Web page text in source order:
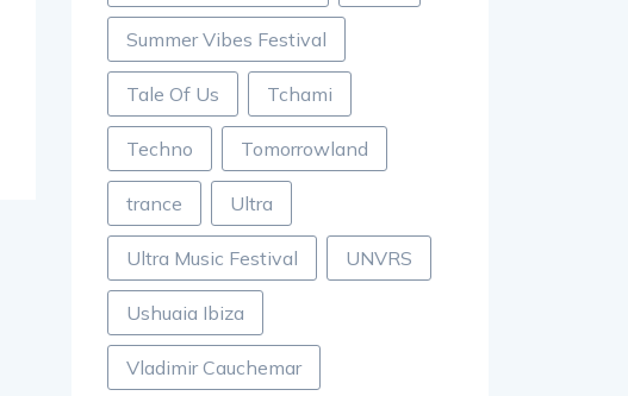
Summer Vibes Festival
Tale Of Us Tchami
Techno Tomorrowland
trance Ultra
Ultra Music Festival UNVRS
Ushuaia Ibiza
Vladimir Cauchemar